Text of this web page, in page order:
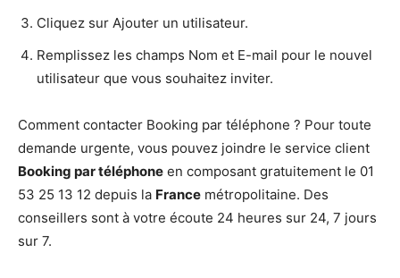
Cliquez sur Ajouter un utilisateur.
Remplissez les champs Nom et E-mail pour le nouvel
utilisateur que vous souhaitez inviter.
Comment contacter Booking par téléphone ? Pour toute
demande urgente, vous pouvez joindre le service client
Booking par téléphone en composant gratuitement le 01
53 25 13 12 depuis la France métropolitaine. Des
conseillers sont à votre écoute 24 heures sur 24, 7 jours
sur 7.